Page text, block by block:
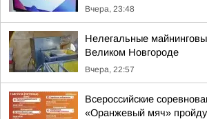
Вчера, 23:48
Нелегальные
Великом Новгороде
Вчера, 22:57
Всероссийские
«Оранжевый мяч»